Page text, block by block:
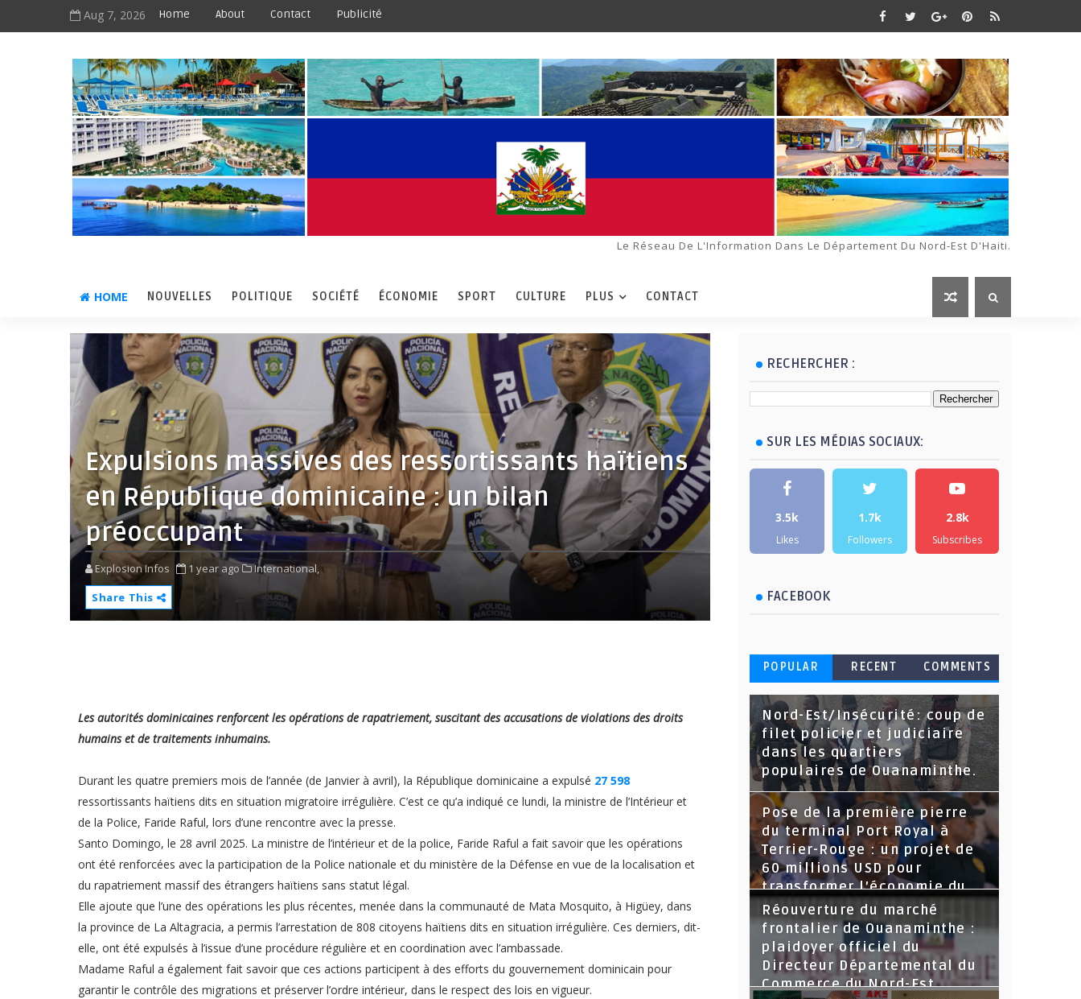
Aug 7, 2026 Home About Contact Publicité
Le Réseau De L'Information Dans Le Département Du Nord-Est D'Haiti.
HOME NOUVELLES POLITIQUE SOCIÉTÉ ÉCONOMIE SPORT CULTURE PLUS CONTACT
Expulsions massives des ressortissants haïtiens
en République dominicaine : un bilan
préoccupant
Explosion Infos 1 year ago
International,
Share This
Les autorités dominicaines renforcent les opérations de rapatriement, suscitant des accusations de violations des droits
humains et de traitements inhumains.
Durant les quatre premiers mois de l’année (de Janvier à avril), la République dominicaine a expulsé 27 598
ressortissants haïtiens dits en situation migratoire irrégulière. C’est ce qu’a indiqué ce lundi, la ministre de l’Intérieur et
de la Police, Faride Raful, lors d’une rencontre avec la presse.
Santo Domingo, le 28 avril 2025. La ministre de l’intérieur et de la police, Faride Raful a fait savoir que les opérations
ont été renforcées avec la participation de la Police nationale et du ministère de la Défense en vue de la localisation et
du rapatriement massif des étrangers haïtiens sans statut légal.
Elle ajoute que l’une des opérations les plus récentes, menée dans la communauté de Mata Mosquito, à Higüey, dans
la province de La Altagracia, a permis l’arrestation de 808 citoyens haïtiens dits en situation irrégulière. Ces derniers, dit-
elle, ont été expulsés à l’issue d’une procédure régulière et en coordination avec l’ambassade.
Madame Raful a également fait savoir que ces actions participent à des efforts du gouvernement dominicain pour
garantir le contrôle des migrations et préserver l’ordre intérieur, dans le respect des lois en vigueur.
RECHERCHER :
SUR LES MÉDIAS SOCIAUX:
3.5k
Likes
1.7k
Followers
2.8k
Subscribes
FACEBOOK
POPULAR RECENT COMMENTS
Nord-Est/Insécurité: coup de
filet policier et judiciaire
dans les quartiers
populaires de Ouanaminthe.
Pose de la première pierre
du terminal Port Royal à
Terrier-Rouge : un projet de
60 millions USD pour
transformer l’économie du
Nord-Est
Réouverture du marché
frontalier de Ouanaminthe :
plaidoyer officiel du
Directeur Départemental du
Commerce du Nord-Est.